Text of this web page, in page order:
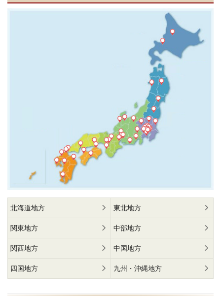
北海道地方 東北地方
関東地方 中部地方
関西地方 中国地方
四国地方 九州・沖縄地方